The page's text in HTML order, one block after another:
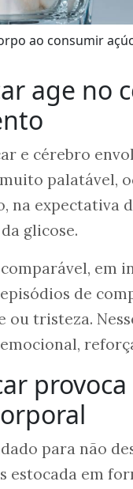
ao consumir
age no
e cérebro
palatável,
na expectativa
glicose.
em
de
ou tristeza.
para não
estocada em